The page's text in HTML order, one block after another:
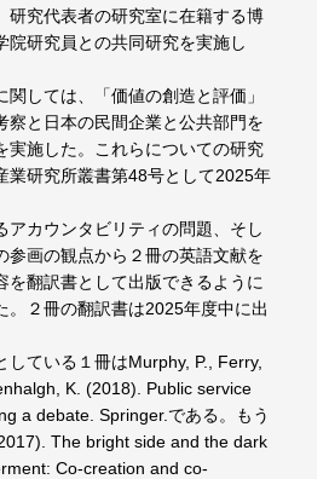
研究代表者の研究室に在籍する博
院研究員との共同研究を実施し
しては、「価値の創造と評価」
察と日本の民間企業と公共部門を
実施した。これらについての研究
業研究所叢書第48号として2025年
アカウンタビリティの問題、そし
参画の観点から２冊の英語文献を
を翻訳書として出版できるように
。２冊の翻訳書は2025年度中に出
している１冊はMurphy, P., Ferry,
K. (2018). Public service
a debate. Springer.である。もう
The bright side and the dark
Co-creation and co-